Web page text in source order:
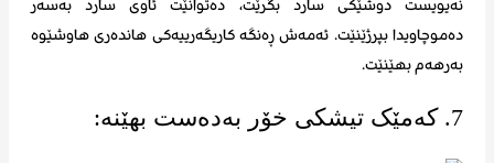
نەیویست دوشێکی سارد بگرێت، دەتوانێت ئاوی سارد بەسەر
دەموچاویدا بپرژێنێت. ئەمەش ڕەنگە کاریگەرییەکی هاندەری هاوشێوە
بەرهەم بهێنێت.
7. کەمێک تیشکی خۆر بەدەست بهێنە: